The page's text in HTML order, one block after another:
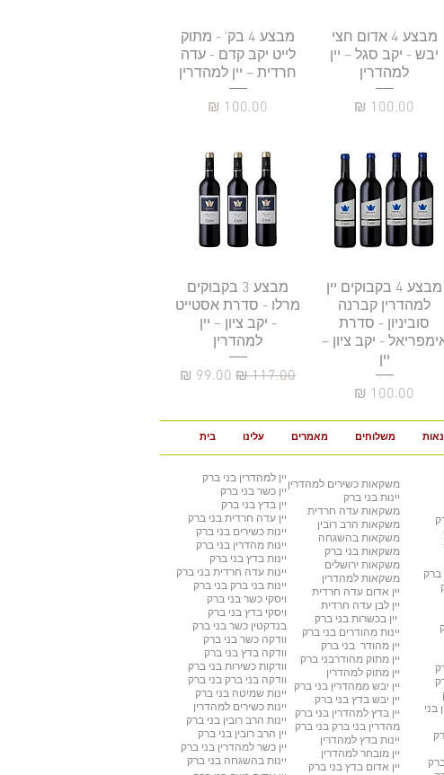
תצוגה מהירה
מבצע 4 אדום חצי
יבש - יקב סגל – יין
למהדרין
מחיר
תצוגה מהירה
מבצע 4 בק' - מתוק
לייט יקב קדם - עדה
חרדית – יין למהדרין
מחיר
תצוגה מהירה
מבצע 4 בקבוקים יין
למהדרין קברנה
סוביניון - סדרת
- יקב ציון –
יין
מחיר
תצוגה מהירה
מבצע 3 בקבוקים
מרלו - סדרת אסטייט
- יקב ציון – יין
למהדרין
מחיר רגיל מחיר מבצע
בית עלינו מאמרים משלוחים
יין למהדרין בני ברק
יין כשר בני ברק
יין בדץ בני ברק
יין עדה חרדית בני ברק
יינות כשירים בני ברק
יינות מהדרין בני ברק
יינות בדץ בני ברק
יינות עדה חרדית בני ברק
יינות בני ברק בני ברק
ויסקי כשר בני ברק
ויסקי בדץ בני ברק
בנדקטין כשר בני ברק
וודקה כשר בני ברק
וודקה בדץ בני ברק
וודקות כשירות בני ברק
וודקה בני ברק בני ברק
יינות שמיטה בני ברק
יינות כשירים למהדרין
יינות הרב רובין בני ברק
יין הרב רובין בני ברק
יין כשר למהדרין בני ברק
יינות בהשגחה בני ברק
משקאות כשירים למהדרין
יינות בני ברק
משקאות עדה חרדית
משקאות הרב רובין
משקאות בהשגחה
משקאות בני ברק
משקאות ירושלים
משקאות למהדרין
יין אדום עדה חרדית
יין לבן עדה חרדית
יין בכשרות בני ברק
יינות מהודרים בני ברק
יין מהודר בני ברק
יין מתוק מהודרבני ברק
יין מתוק למהדרין
יין יבש ממהדרין בני ברק
יין יבש בדץ בני ברק
יין בדץ למהדרין בני ברק
מהדרין בני ברק בני ברק
יינות בדץ למהדרין
יין מובחר למהדרין
יין אדום בדץ בני ברק
ברק
בני